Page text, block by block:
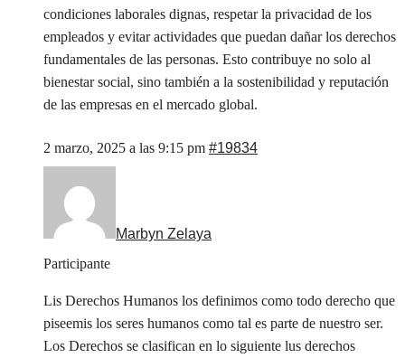
condiciones laborales dignas, respetar la privacidad de los
empleados y evitar actividades que puedan dañar los derechos
fundamentales de las personas. Esto contribuye no solo al
bienestar social, sino también a la sostenibilidad y reputación
de las empresas en el mercado global.
2 marzo, 2025 a las 9:15 pm #19834
Marbyn Zelaya
Participante
Lis Derechos Humanos los definimos como todo derecho que
piseemis los seres humanos como tal es parte de nuestro ser.
Los Derechos se clasifican en lo siguiente lus derechos